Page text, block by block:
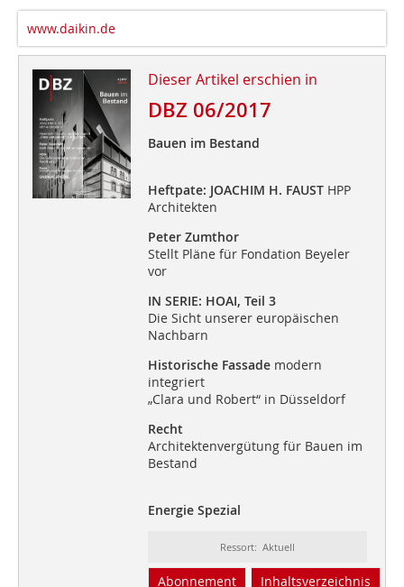
www.daikin.de
Dieser Artikel erschien in
DBZ 06/2017
Bauen im Bestand
Heftpate: JOACHIM H. FAUST HPP
Architekten
Peter Zumthor
Stellt Pläne für Fondation Beyeler
vor
IN SERIE: HOAI, Teil 3
Die Sicht unserer europäischen
Nachbarn
Historische Fassademodern
integriert
„Clara und Robert“ in Düsseldorf
Recht
Architektenvergütung für Bauen im
Bestand
Energie Spezial
Ressort: Aktuell
Abonnement Inhaltsverzeichnis